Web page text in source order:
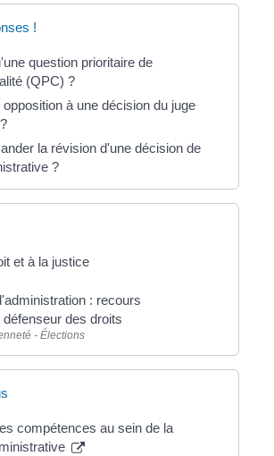
!
question prioritaire de
(QPC) ?
opposition à une décision du juge
la révision d'une décision de
?
et à la justice
: recours
des droits
- Élections
compétences au sein de la